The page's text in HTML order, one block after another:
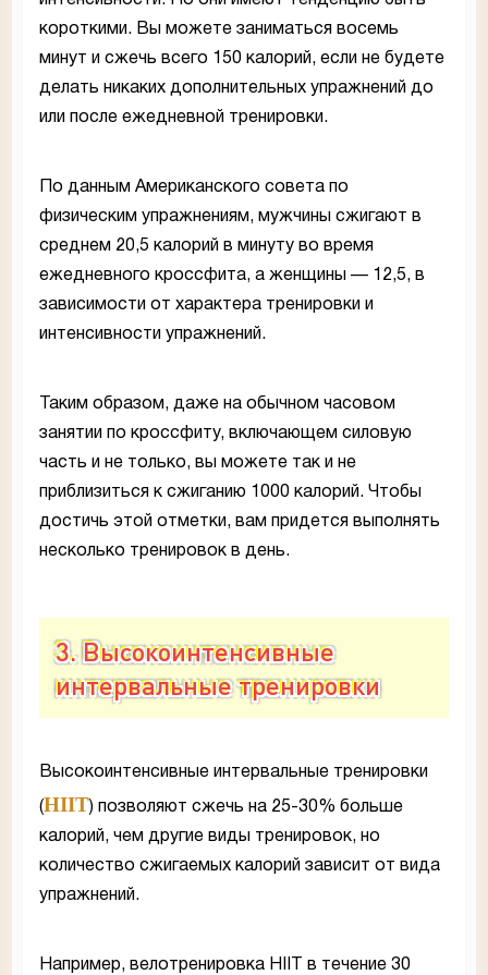
короткими. Вы можете заниматься восемь
минут и сжечь всего 150 калорий, если не будете
делать никаких дополнительных упражнений до
или после ежедневной тренировки.
По данным Американского совета по
физическим упражнениям, мужчины сжигают в
среднем 20,5 калорий в минуту во время
ежедневного кроссфита, а женщины — 12,5, в
зависимости от характера тренировки и
интенсивности упражнений.
Таким образом, даже на обычном часовом
занятии по кроссфиту, включающем силовую
часть и не только, вы можете так и не
приблизиться к сжиганию 1000 калорий. Чтобы
достичь этой отметки, вам придется выполнять
несколько тренировок в день.
3. Высокоинтенсивные
интервальные тренировки
Высокоинтенсивные интервальные тренировки
(HIIT) позволяют сжечь на 25-30% больше
калорий, чем другие виды тренировок, но
количество сжигаемых калорий зависит от вида
упражнений.
Например, велотренировка HIIT в течение 30